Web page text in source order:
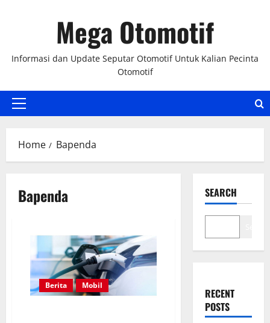
Mega Otomotif
Informasi dan Update Seputar Otomotif Untuk Kalian Pecinta
Otomotif
Primary
Home Bapenda
Bapenda
Berita Mobil
SEARCH
RECENT
POSTS